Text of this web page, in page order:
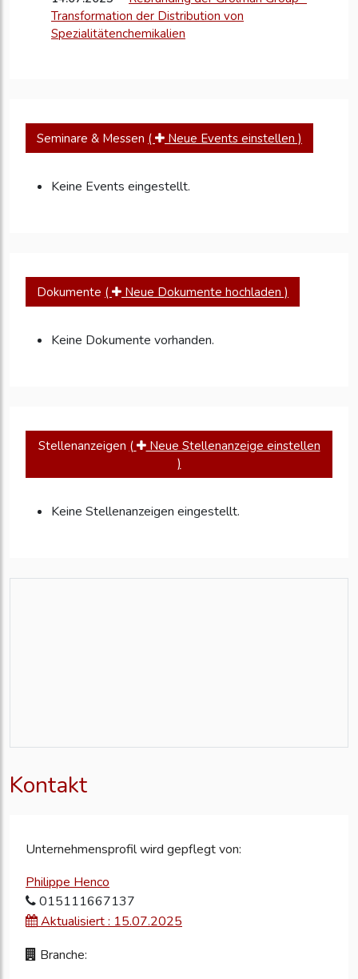
Transformation der Distribution von
Spezialitätenchemikalien
Seminare & Messen ( Neue Events einstellen )
Keine Events eingestellt.
Dokumente ( Neue Dokumente hochladen )
Keine Dokumente vorhanden.
Stellenanzeigen (
Neue Stellenanzeige einstellen
)
Keine Stellenanzeigen eingestellt.
Kontakt
Unternehmensprofil wird gepflegt von:
Philippe Henco
015111667137
Aktualisiert : 15.07.2025
Branche: